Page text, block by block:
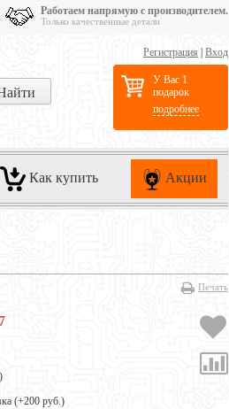
Работаем напрямую с производителем.
Только качественные детали
Регистрация Вход
У Вас 1
подарок
подробнее
Как купить Акции
Печать
)
(+200 руб.)